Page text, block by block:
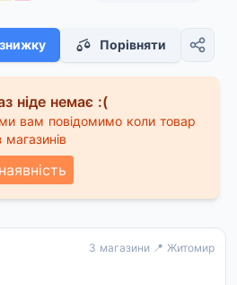
Порівняти
ніде немає :(
вам повідомимо коли товар
3 магазини· 📍 Житомир